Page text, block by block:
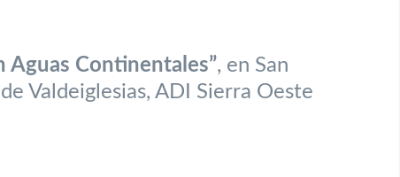
Aguas Continentales”, en San
Valdeiglesias, ADI Sierra Oeste